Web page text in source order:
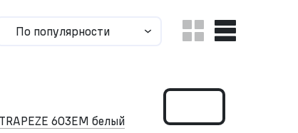
По популярности
603EM белый